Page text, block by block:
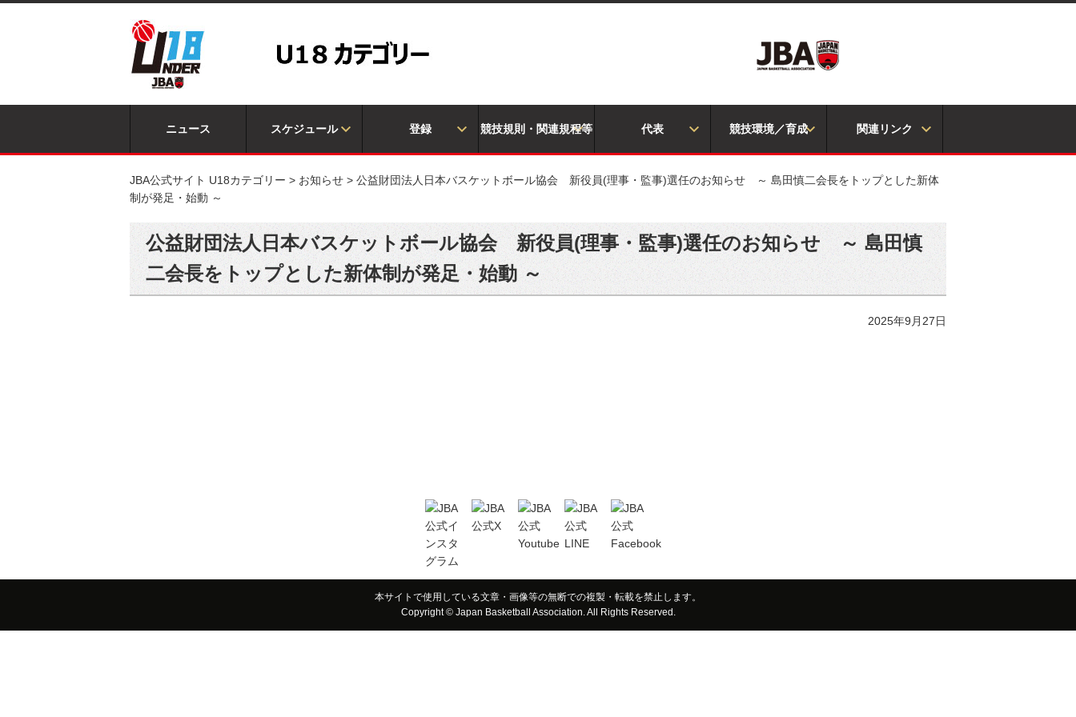
ニュース スケジュール 登録 競技規則・関連規程等 代表 競技環境／育成 関連リンク
JBA公式サイト U18カテゴリー > お知らせ > 公益財団法人日本バスケットボール協会 新役員(理事・監事)選任のお知らせ ～ 島田慎二会長をトップとした新体
制が発足・始動 ～
公益財団法人日本バスケットボール協会 新役員(理事・監事)選任のお知らせ ～ 島田慎
二会長をトップとした新体制が発足・始動 ～
2025年9月27日
本サイトで使用している文章・画像等の無断での複製・転載を禁止します。
Copyright © Japan Basketball Association. All Rights Reserved.